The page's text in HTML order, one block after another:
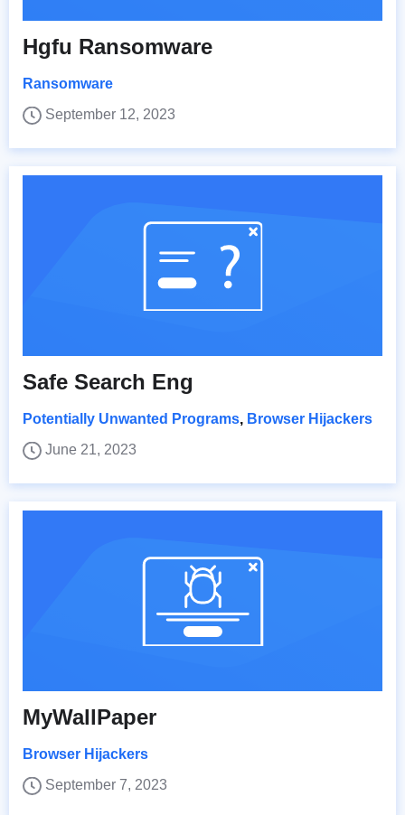
Hgfu Ransomware
Ransomware
September 12, 2023
Safe Search Eng
Potentially Unwanted Programs, Browser Hijackers
June 21, 2023
MyWallPaper
Browser Hijackers
September 7, 2023